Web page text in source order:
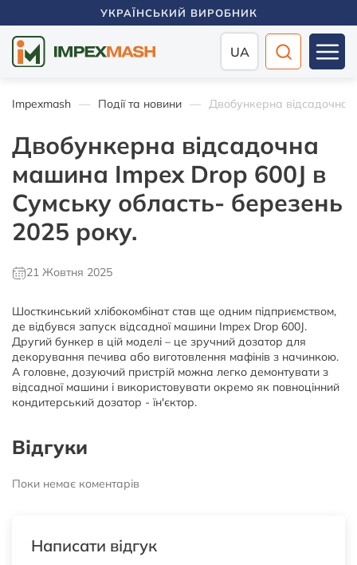
УКРАЇНСЬКИЙ ВИРОБНИК
UA
Impexmash Події та новини Двобункерна відсадочна
Двобункерна відсадочна
машина Impex Drop 600J в
Сумську область- березень
2025 року.
21 Жовтня 2025
Шосткинський хлібокомбінат став ще одним підприємством,
де відбувся запуск відсадної машини Impex Drop 600J.
Другий бункер в цій моделі – це зручний дозатор для
декорування печива або виготовлення мафінів з начинкою.
А головне, дозуючий пристрій можна легко демонтувати з
відсадної машини і використовувати окремо як повноцінний
кондитерський дозатор - їн'єктор.
Відгуки
Поки немає коментарів
Написати відгук